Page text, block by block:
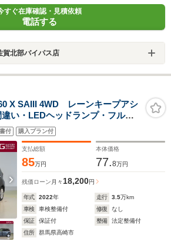
すぐ在庫確認・見積依頼
電話する
賀北部バイパス店
X SAIII 4WD レーンキープアシ
い・LEDヘッドランプ・フルタ
ポカー・横滑り防止機能・メモ
ーナビ・バックカメラ・衝突回
リングストップ
付 購入プラン付
支払総額
85万円
本体価格
77.8万円
残価ローン 月々 18,200円
年式 2022年 走行 3.5万km
車検
車検整備付 修復
なし
保証
保証付 整備
法定整備付
住所
群馬県高崎市